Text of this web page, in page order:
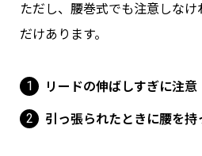
ただし、腰巻式でも注意しな
だけあります。
リードの伸ばしすぎに注意
引っ張られたときに腰を